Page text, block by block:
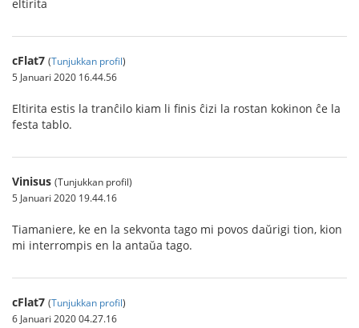
eltirita
cFlat7 (Tunjukkan profil)
5 Januari 2020 16.44.56
Eltirita estis la tranĉilo kiam li finis ĉizi la rostan kokinon ĉe la
festa tablo.
Vinisus (Tunjukkan profil)
5 Januari 2020 19.44.16
Tiamaniere, ke en la sekvonta tago mi povos daŭrigi tion, kion
mi interrompis en la antaŭa tago.
cFlat7 (Tunjukkan profil)
6 Januari 2020 04.27.16